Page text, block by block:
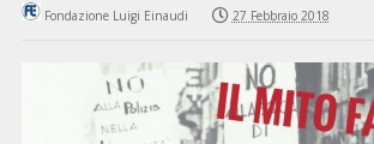
Fondazione Luigi Einaudi 27 Febbraio 2018